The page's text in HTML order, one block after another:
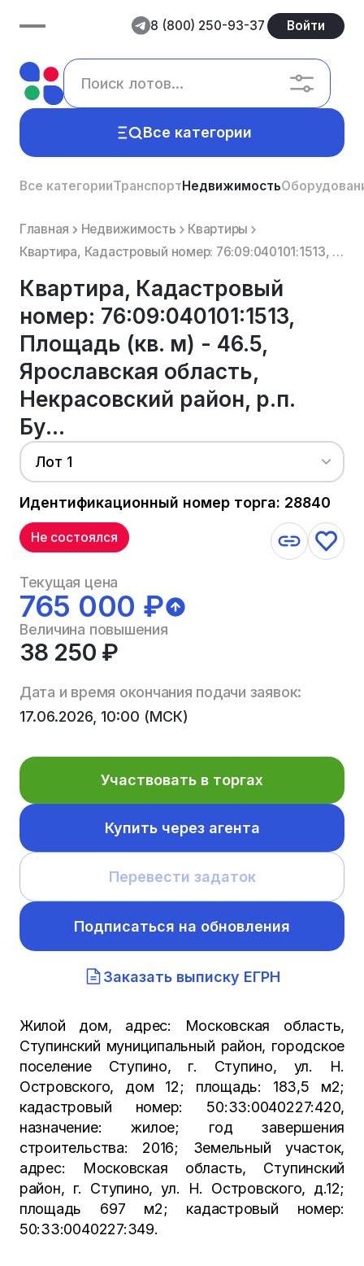
8 (800) 250-93-37 Войти
Все категории
Все категорииТранспортНедвижимость
Главная Недвижимость
Квартиры
Квартира, Кадастровый номер: 76:09:040101:1513, Площадь (кв. м) - 46.5, Ярославская область, Некрасо...
Квартира, Кадастровый
номер: 76:09:040101:1513,
Площадь (кв. м) - 46.5,
Ярославская область,
Некрасовский район, р.п.
Бу...
Лот 1
Идентификационный номер торга: 28840
Не состоялся
Текущая цена
765 000 ₽
Величина повышения
38 250 ₽
Дата и время окончания подачи заявок:
17.06.2026, 10:00 (МСК)
Участвовать в торгах
Купить через агента
Перевести задаток
Подписаться на обновления
Заказать выписку ЕГРН
Жилой дом, адрес: Московская область,
Ступинский муниципальный район, городское
поселение Ступино, г. Ступино, ул. Н.
Островского, дом 12; площадь: 183,5 м2;
кадастровый номер: 50:33:0040227:420,
назначение: жилое; год завершения
строительства: 2016; Земельный участок,
адрес: Московская область, Ступинский
район, г. Ступино, ул. Н. Островского, д.12;
площадь 697 м2; кадастровый номер:
50:33:0040227:349.